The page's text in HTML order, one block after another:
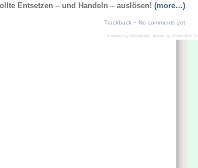
Entsetzen – und Handeln – auslösen! (more…)
Trackback · No comments yet
Powered by Wordpress , theme by Dimension 2k